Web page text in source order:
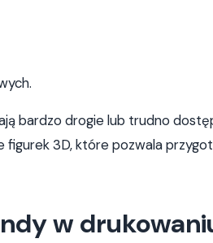
bardzo drogie lub trudno
figurek 3D, które pozwala
w